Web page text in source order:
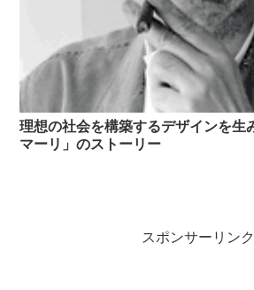
理想の社会を構築するデザインを生
マーリ」のストーリー
スポンサーリンク